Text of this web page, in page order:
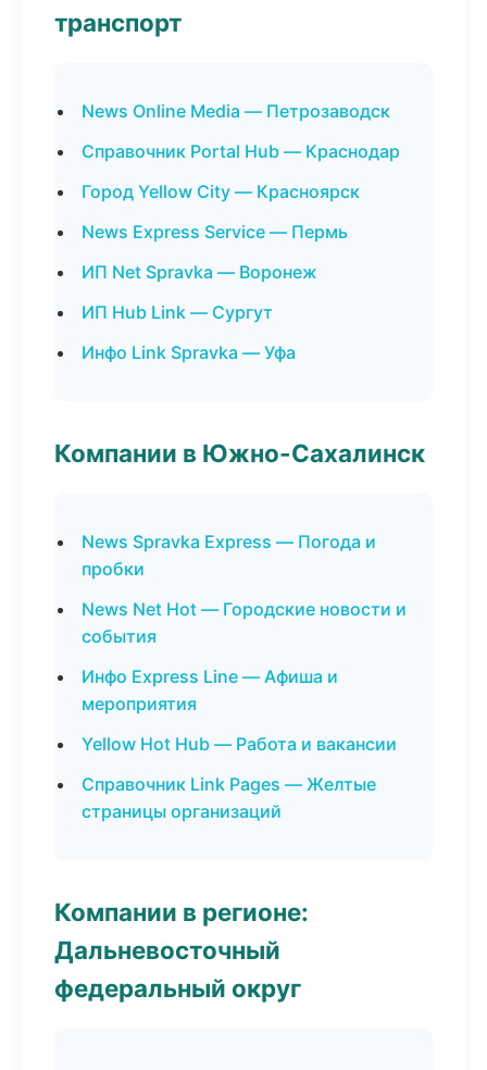
транспорт
News Online Media — Петрозаводск
Справочник Portal Hub — Краснодар
Город Yellow City — Красноярск
News Express Service — Пермь
ИП Net Spravka — Воронеж
ИП Hub Link — Сургут
Инфо Link Spravka — Уфа
Компании в Южно-Сахалинск
News Spravka Express — Погода и
пробки
News Net Hot — Городские новости и
события
Инфо Express Line — Афиша и
мероприятия
Yellow Hot Hub — Работа и вакансии
Справочник Link Pages — Желтые
страницы организаций
Компании в регионе:
Дальневосточный
федеральный округ